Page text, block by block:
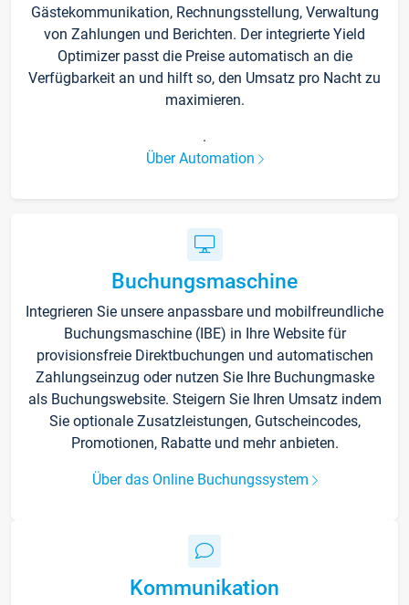
Gästekommunikation, Rechnungsstellung, Verwaltung
von Zahlungen und Berichten. Der integrierte Yield
Optimizer passt die Preise automatisch an die
Verfügbarkeit an und hilft so, den Umsatz pro Nacht zu
maximieren.
.
Über Automation
Buchungsmaschine
Integrieren Sie unsere anpassbare und mobilfreundliche
Buchungsmaschine (IBE) in Ihre Website für
provisionsfreie Direktbuchungen und automatischen
Zahlungseinzug oder nutzen Sie Ihre Buchungmaske
als Buchungswebsite. Steigern Sie Ihren Umsatz indem
Sie optionale Zusatzleistungen, Gutscheincodes,
Promotionen, Rabatte und mehr anbieten.
Über das Online Buchungssystem
Kommunikation